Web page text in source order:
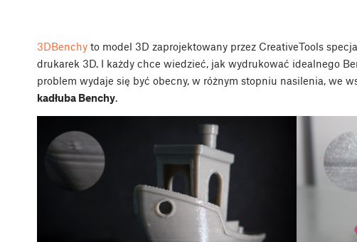
3DBenchy to model 3D zaprojektowany przez CreativeTools
drukarek 3D. I każdy chce wiedzieć, jak wydrukować idealnego
problem wydaje się być obecny, w różnym stopniu nasilenia, we
kadłuba Benchy.